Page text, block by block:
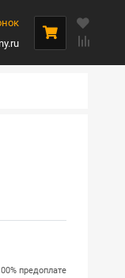
предоплате